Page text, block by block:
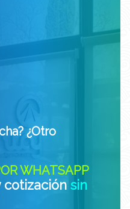
¿Otro
WHATSAPP
cotización sin